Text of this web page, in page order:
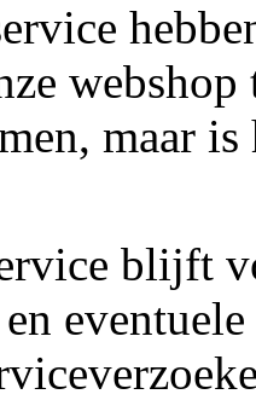
maar
blijft